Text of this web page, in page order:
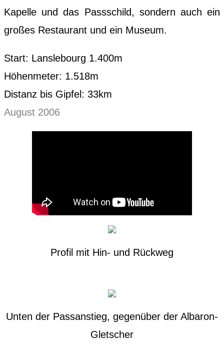
Kapelle und das Passschild, sondern auch ein
großes Restaurant und ein Museum.
Start: Lanslebourg 1.400m
Höhenmeter: 1.518m
Distanz bis Gipfel: 33km
August 2006
Profil mit Hin- und Rückweg
Unten der Passanstieg, gegenüber der Albaron-
Gletscher